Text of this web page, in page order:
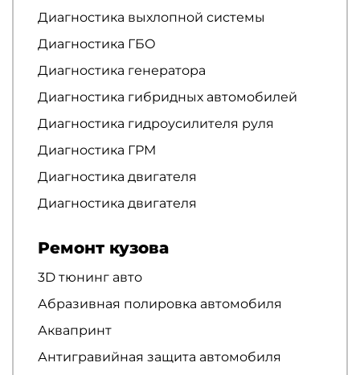
Диагностика выхлопной системы
Диагностика ГБО
Диагностика генератора
Диагностика гибридных автомобилей
Диагностика гидроусилителя руля
Диагностика ГРМ
Диагностика двигателя
Диагностика двигателя
Ремонт кузова
3D тюнинг авто
Абразивная полировка автомобиля
Аквапринт
Антигравийная защита автомобиля